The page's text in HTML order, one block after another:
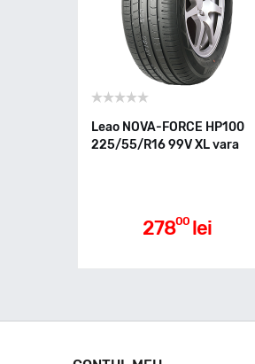
Leao NOVA-FORCE HP100
225/55/R16 99V XL vara
27800 lei